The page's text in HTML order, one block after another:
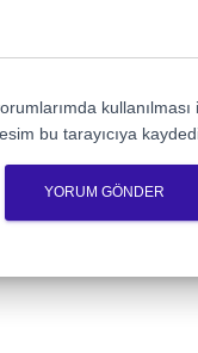
kullanılması
bu tarayıcıya